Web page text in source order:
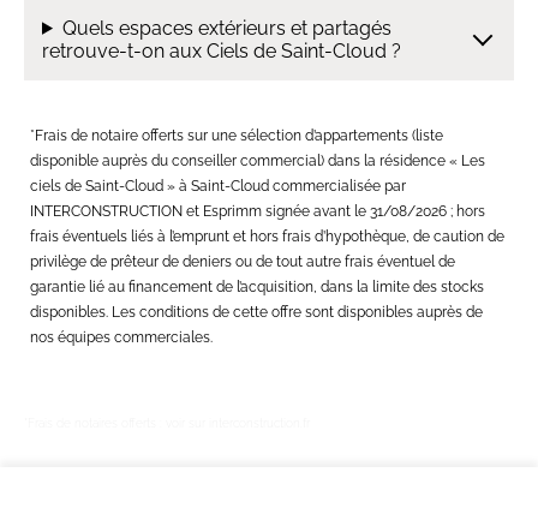
Quels espaces extérieurs et partagés
retrouve-t-on aux Ciels de Saint-Cloud ?
*Frais de notaire offerts sur une sélection d’appartements (liste
disponible auprès du conseiller commercial) dans la résidence « Les
ciels de Saint-Cloud » à Saint-Cloud commercialisée par
INTERCONSTRUCTION et Esprimm signée avant le 31/08/2026 ; hors
frais éventuels liés à l’emprunt et hors frais d’hypothèque, de caution de
privilège de prêteur de deniers ou de tout autre frais éventuel de
garantie lié au financement de l’acquisition, dans la limite des stocks
disponibles. Les conditions de cette offre sont disponibles auprès de
nos équipes commerciales.